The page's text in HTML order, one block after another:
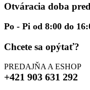
Otváracia doba
Po - Pi od 8:00 do
Chcete sa opýtať?
PREDAJŇA A ESHOP
+421 903 631 292